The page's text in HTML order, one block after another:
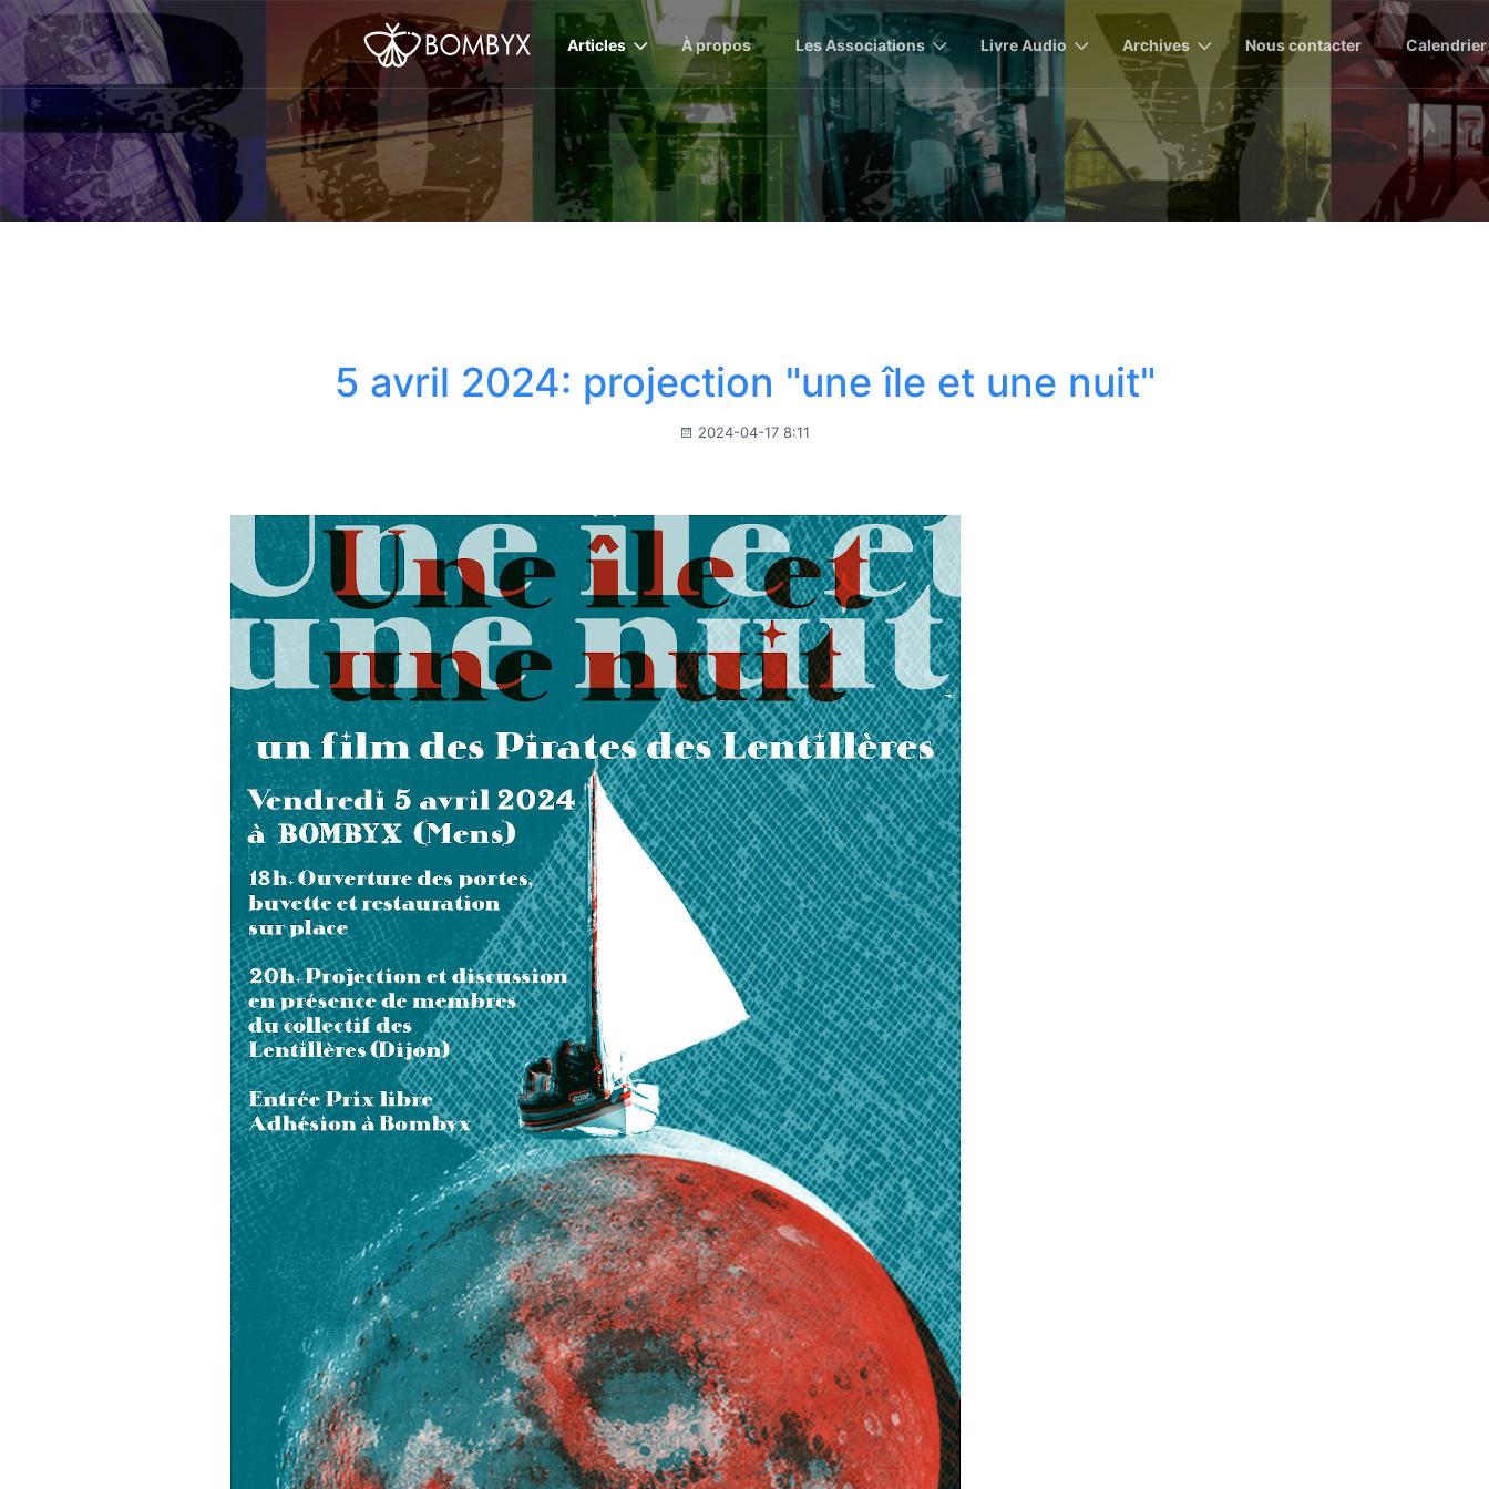
Articles À propos Les Associations Livre Audio Archives Nous contacter Calendrier
5 avril 2024: projection "une île et une nuit"
2024-04-17 8:11